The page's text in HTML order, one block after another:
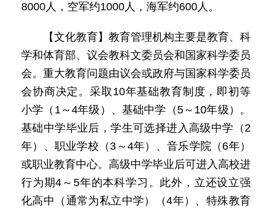
8000人，空军约1000人，海军约600人。
【文化教育】教育管理机构主要是教育、科
学和体育部、议会教科文委员会和国家科学委员
会。重大教育问题由议会或政府与国家科学委员
会协商决定。采取10年基础教育制度，即初等
小学（1～4年级）、基础中学（5～10年级）。
基础中学毕业后，学生可选择进入高级中学（2
年）、职业学校（3～4年）、音乐学院（6年）
或职业教育中心。高级中学毕业后可进入高校进
行为期4～5年的本科学习。此外，立还设立强
化高中（通常为私立中学）（4年）、特殊教育